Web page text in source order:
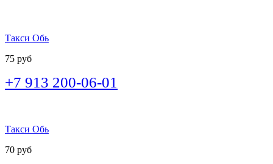
Такси Обь
75 руб
+7 913 200-06-01
Такси Обь
70 руб